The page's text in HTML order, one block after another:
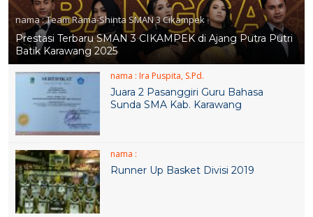
nama :Team Rama-Shinta SMAN 3 Cikampek
Prestasi Terbaru SMAN 3 CIKAMPEK di Ajang Putra Putri
Batik Karawang 2025
nama :Ira Puspita, S.Pd.
Juara 2 Pasanggiri Guru Bahasa
Sunda SMA Kab. Karawang
nama :
Runner Up Basket Divisi 2019